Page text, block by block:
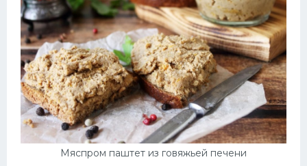
Мяспром паштет из говяжьей печени